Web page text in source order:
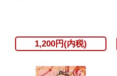
1,200円(内税)